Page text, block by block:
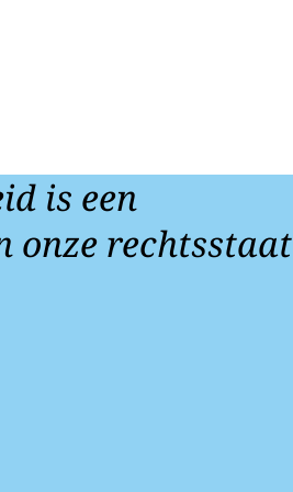
is een
onze rechtsstaat